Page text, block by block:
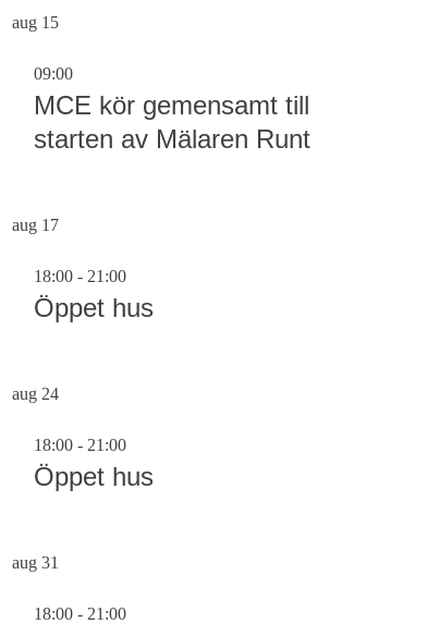
aug 15
09:00
MCE kör gemensamt till
starten av Mälaren Runt
aug 17
18:00 - 21:00
Öppet hus
aug 24
18:00 - 21:00
Öppet hus
aug 31
18:00 - 21:00